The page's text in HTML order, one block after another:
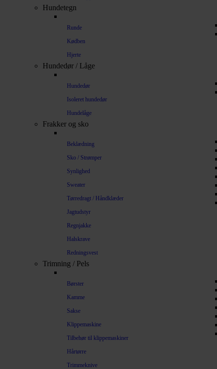
Hundetegn
Runde
Kødben
Hjerte
Hundedør / Låge
Hundedør
Isoleret hundedør
Hundelåge
Frakker og sko
Beklædning
Sko / Strømper
Synlighed
Sweater
Tørredragt / Håndklæder
Jagtudstyr
Regnjakke
Halskrave
Redningsvest
Trimning / Pels
Børster
Kamme
Sakse
Klippemaskine
Tilbehør til klippemaskiner
Hårtørre
Trimmeknive